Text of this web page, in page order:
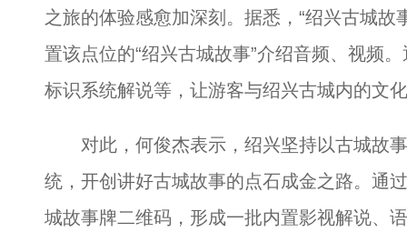
之旅的体验感愈加深刻。据悉，“绍兴古城故
置该点位的“绍兴古城故事”介绍音频、视频
标识系统解说等，让游客与绍兴古城内的文
对此，何俊杰表示，绍兴坚持以古城故事
统，开创讲好古城故事的点石成金之路。通
城故事牌二维码，形成一批内置影视解说、